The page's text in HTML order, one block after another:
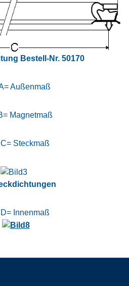
Bestell-Nr. 50170
Außenmaß
Magnetmaß
Steckmaß
Innenmaß